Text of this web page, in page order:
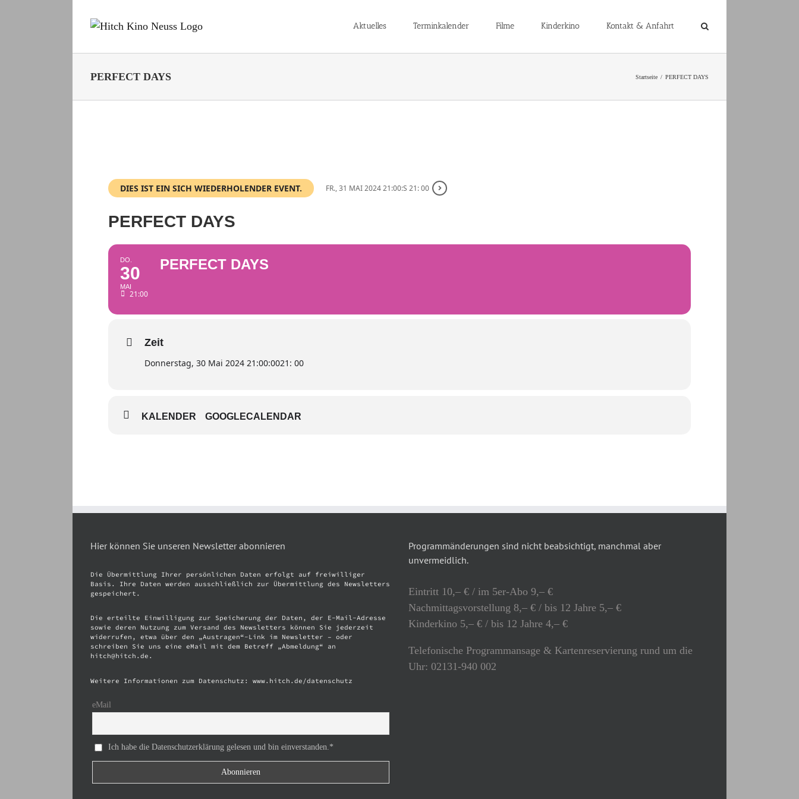
Aktuelles Terminkalender Filme Kinderkino Kontakt & Anfahrt
PERFECT DAYS Startseite PERFECT DAYS
DIES IST EIN SICH WIEDERHOLENDER EVENT. FR., 31 MAI 2024 21:00:S 21: 00
PERFECT DAYS
DO.
30
MAI
21:00
PERFECT DAYS
Zeit
Donnerstag, 30 Mai 2024 21:00:0021: 00
KALENDER GOOGLECALENDAR
Hier können Sie unseren Newsletter abonnieren
Die Übermittlung Ihrer persönlichen Daten erfolgt auf freiwilliger
Basis. Ihre Daten werden ausschließlich zur Übermittlung des Newsletters
gespeichert.
Die erteilte Einwilligung zur Speicherung der Daten, der E-Mail-Adresse
sowie deren Nutzung zum Versand des Newsletters können Sie jederzeit
widerrufen, etwa über den „Austragen“-Link im Newsletter – oder
schreiben Sie uns eine eMail mit dem Betreff „Abmeldung“ an
hitch@hitch.de.
Weitere Informationen zum Datenschutz: www.hitch.de/datenschutz
eMail
Ich habe die Datenschutzerklärung gelesen und bin einverstanden.*
Programmänderungen sind nicht beabsichtigt, manchmal aber
unvermeidlich.
Eintritt 10,– € / im 5er-Abo 9,– €
Nachmittagsvorstellung 8,– € / bis 12 Jahre 5,– €
Kinderkino 5,– € / bis 12 Jahre 4,– €
Telefonische Programmansage & Kartenreservierung rund um die
Uhr: 02131-940 002